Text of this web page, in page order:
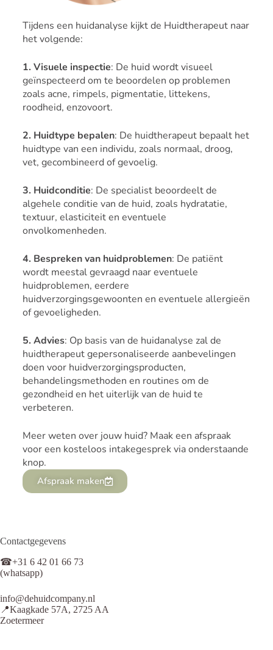
Tijdens een huidanalyse kijkt de Huidtherapeut naar
het volgende:
1. Visuele inspectie: De huid wordt visueel
geïnspecteerd om te beoordelen op problemen
zoals acne, rimpels, pigmentatie, littekens,
roodheid, enzovoort.
2. Huidtype bepalen: De huidtherapeut bepaalt het
huidtype van een individu, zoals normaal, droog,
vet, gecombineerd of gevoelig.
3. Huidconditie: De specialist beoordeelt de
algehele conditie van de huid, zoals hydratatie,
textuur, elasticiteit en eventuele
onvolkomenheden.
4. Bespreken van huidproblemen: De patiënt
wordt meestal gevraagd naar eventuele
huidproblemen, eerdere
huidverzorgingsgewoonten en eventuele allergieën
of gevoeligheden.
5. Advies: Op basis van de huidanalyse zal de
huidtherapeut gepersonaliseerde aanbevelingen
doen voor huidverzorgingsproducten,
behandelingsmethoden en routines om de
gezondheid en het uiterlijk van de huid te
verbeteren.
Meer weten over jouw huid? Maak een afspraak
voor een kosteloos intakegesprek via onderstaande
knop.
Afspraak maken
Contactgegevens
☎+31 6 42 01 66 73
(whatsapp)
info@dehuidcompany.nl
📍Kaagkade 57A, 2725 AA
Zoetermeer